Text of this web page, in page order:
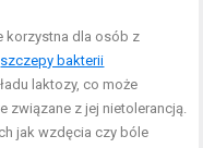
korzystna dla osób z
szczepy bakterii
laktozy, co może
związane z jej nietolerancją.
jak wzdęcia czy bóle